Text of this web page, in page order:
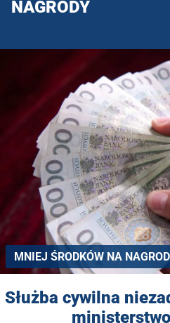
NAGRODY
MNIEJ ŚRODKÓW NA
Służba cywilna